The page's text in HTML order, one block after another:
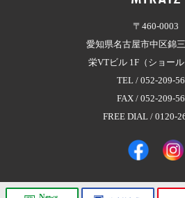
〒460-0003
愛知県名古屋市中区錦
栄VTビル 1F（ショー
TEL / 052-209-
FAX / 052-209-
FREE DIAL / 0120-